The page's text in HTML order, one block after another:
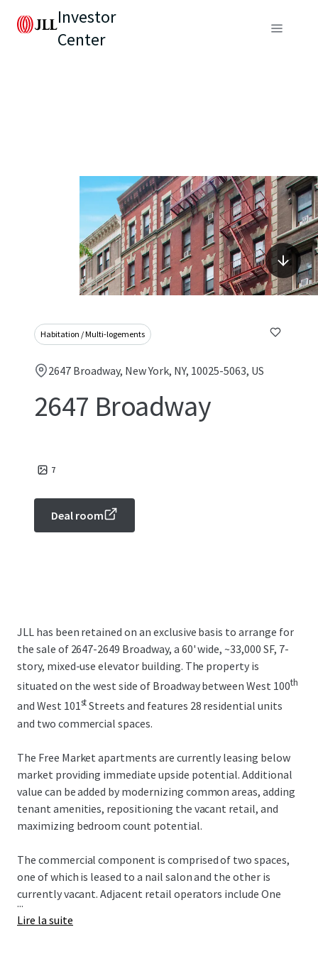
Investor
Center
Habitation / Multi-logements
2647 Broadway, New York, NY, 10025-5063, US
2647 Broadway
7
Deal room
JLL has been retained on an exclusive basis to arrange for
the sale of 2647-2649 Broadway, a 60' wide, ~33,000 SF, 7-
story, mixed-use elevator building. The property is
situated on the west side of Broadway between West 100th
and West 101stStreets and features 28 residential units
and two commercial spaces.
The Free Market apartments are currently leasing below
market providing immediate upside potential. Additional
value can be added by modernizing common areas, adding
tenant amenities, repositioning the vacant retail, and
maximizing bedroom count potential.
The commercial component is comprised of two spaces,
one of which is leased to a nail salon and the other is
currently vacant. Adjacent retail operators include One
Medical, Duane Reade, Westside Market, Chipotle, and the
new Uptown Film Center. Multiple new construction
...
Lire la suite